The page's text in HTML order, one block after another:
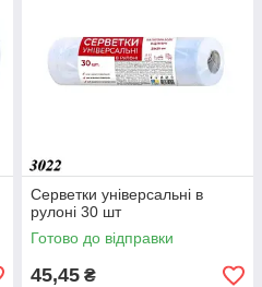
Серветки універсальні в
рулоні 30 шт
Готово до відправки
45,45 ₴